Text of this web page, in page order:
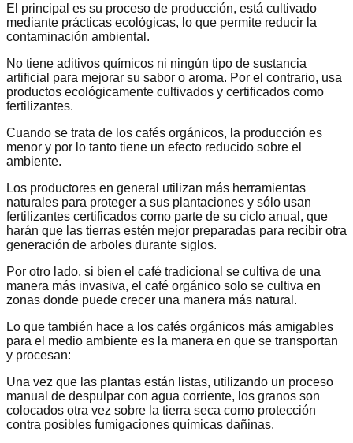
El principal es su proceso de producción, está cultivado
mediante prácticas ecológicas, lo que permite reducir la
contaminación ambiental.
No tiene aditivos químicos ni ningún tipo de sustancia
artificial para mejorar su sabor o aroma. Por el contrario, usa
productos ecológicamente cultivados y certificados como
fertilizantes.
Cuando se trata de los cafés orgánicos, la producción es
menor y por lo tanto tiene un efecto reducido sobre el
ambiente.
Los productores en general utilizan más herramientas
naturales para proteger a sus plantaciones y sólo usan
fertilizantes certificados como parte de su ciclo anual, que
harán que las tierras estén mejor preparadas para recibir otra
generación de arboles durante siglos.
Por otro lado, si bien el café tradicional se cultiva de una
manera más invasiva, el café orgánico solo se cultiva en
zonas donde puede crecer una manera más natural.
Lo que también hace a los cafés orgánicos más amigables
para el medio ambiente es la manera en que se transportan
y procesan:
Una vez que las plantas están listas, utilizando un proceso
manual de despulpar con agua corriente, los granos son
colocados otra vez sobre la tierra seca como protección
contra posibles fumigaciones químicas dañinas.